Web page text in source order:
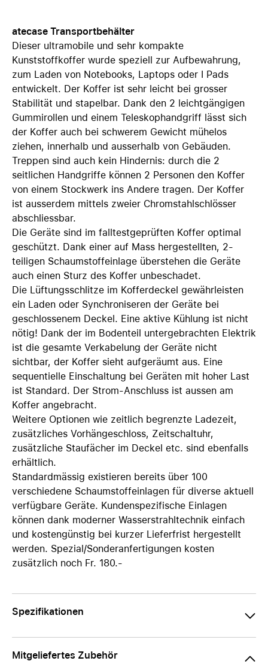
atecase Transportbehälter
Dieser ultramobile und sehr kompakte
Kunststoffkoffer wurde speziell zur Aufbewahrung,
zum Laden von Notebooks, Laptops oder I Pads
entwickelt. Der Koffer ist sehr leicht bei grosser
Stabilität und stapelbar. Dank den 2 leichtgängigen
Gummirollen und einem Teleskophandgriff lässt sich
der Koffer auch bei schwerem Gewicht mühelos
ziehen, innerhalb und ausserhalb von Gebäuden.
Treppen sind auch kein Hindernis: durch die 2
seitlichen Handgriffe können 2 Personen den Koffer
von einem Stockwerk ins Andere tragen. Der Koffer
ist ausserdem mittels zweier Chromstahlschlösser
abschliessbar.
Die Geräte sind im falltestgeprüften Koffer optimal
geschützt. Dank einer auf Mass hergestellten, 2-
teiligen Schaumstoffeinlage überstehen die Geräte
auch einen Sturz des Koffer unbeschadet.
Die Lüftungsschlitze im Kofferdeckel gewährleisten
ein Laden oder Synchroniseren der Geräte bei
geschlossenem Deckel. Eine aktive Kühlung ist nicht
nötig! Dank der im Bodenteil untergebrachten Elektrik
ist die gesamte Verkabelung der Geräte nicht
sichtbar, der Koffer sieht aufgeräumt aus. Eine
sequentielle Einschaltung bei Geräten mit hoher Last
ist Standard. Der Strom-Anschluss ist aussen am
Koffer angebracht.
Weitere Optionen wie zeitlich begrenzte Ladezeit,
zusätzliches Vorhängeschloss, Zeitschaltuhr,
zusätzliche Staufächer im Deckel etc. sind ebenfalls
erhältlich.
Standardmässig existieren bereits über 100
verschiedene Schaumstoffeinlagen für diverse aktuell
verfügbare Geräte. Kundenspezifische Einlagen
können dank moderner Wasserstrahltechnik einfach
und kostengünstig bei kurzer Lieferfrist hergestellt
werden. Spezial/Sonderanfertigungen kosten
zusätzlich noch Fr. 180.-
Spezifikationen
Mitgeliefertes Zubehör